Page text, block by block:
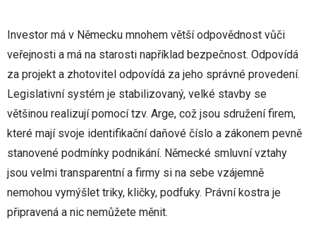
Investor má v Německu mnohem větší odpovědnost vůči
veřejnosti a má na starosti například bezpečnost. Odpovídá
za projekt a zhotovitel odpovídá za jeho správné provedení.
Legislativní systém je stabilizovaný, velké stavby se
většinou realizují pomocí tzv. Arge, což jsou sdružení firem,
které mají svoje identifikační daňové číslo a zákonem pevně
stanovené podmínky podnikání. Německé smluvní vztahy
jsou velmi transparentní a firmy si na sebe vzájemně
nemohou vymýšlet triky, kličky, podfuky. Právní kostra je
připravená a nic nemůžete měnit.